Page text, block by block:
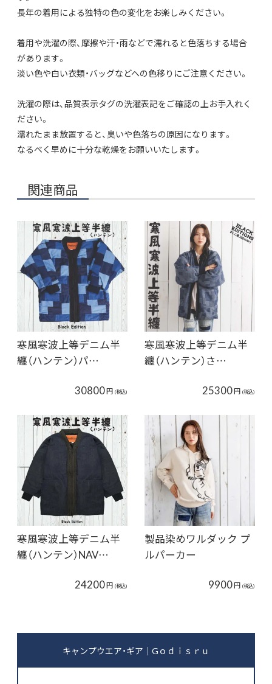
長年の着用による独特の色の変化をお楽しみください。
着用や洗濯の際、摩擦や汗・雨などで濡れると色落ちする場合
があります。
淡い色や白い衣類・バッグなどへの色移りにご注意ください。
洗濯の際は、品質表示タグの洗濯表記をご確認の上お手入れく
ださい。
濡れたまま放置すると、臭いや色落ちの原因になります。
なるべく早めに十分な乾燥をお願いいたします。
関連商品
寒風寒波上等デニム半
纏（ハンテン）パ…
30800円 (税込)
寒風寒波上等デニム半
纏（ハンテン）さ…
25300円 (税込)
寒風寒波上等デニム半
纏（ハンテン）NAV…
24200円 (税込)
製品染めワルダック プ
ルパーカー
9900円 (税込)
キャンプウエア・ギア｜Gｏｄｉｓｒｕ